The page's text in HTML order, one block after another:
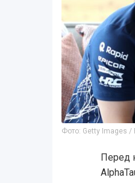
Фото: Getty Images /
Перед